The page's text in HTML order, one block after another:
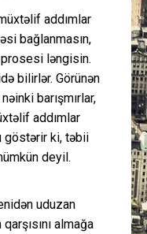
addımlar
bağlanmasın,
ləngisin.
bilirlər. Görünən
barışmırlar,
addımlar
göstərir ki, təbii
deyil.
uduzan
almağa